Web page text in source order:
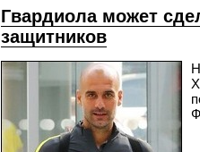
Гвардиола может
защитников